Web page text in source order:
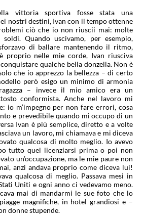
vittoria sportiva fosse stata una
nostri destini, Ivan con il tempo ottenne
ciò che io non riuscii mai: molte
Quando uscivamo, per esempio,
di ballare mantenendo il ritmo,
proprio nelle mie corde, Ivan riusciva
qualche bella donzella. Non è
che io apprezzo la bellezza – di certo
però esigo un minimo di armonia
– invece il mio amico era un
conformista. Anche nel lavoro mi
io m’impegno per non fare errori, cosa
e prevedibile quando mi occupo di un
Ivan è più semplice, diretto e a volte
un lavoro, mi chiamava e mi diceva
qualcosa di molto meglio. Io avevo
tutto quel licenziarsi prima o poi non
un’occupazione, ma le mie paure non
anzi andava proprio come diceva lui!
qualcosa di meglio. Passava mesi in
Uniti e ogni anno ci vedevamo meno.
mai di mandarmi le sue foto che lo
magnifiche, in hotel grandiosi e –
donne stupende.